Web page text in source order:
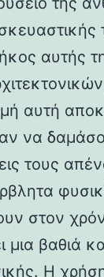
αυτής
αυτή
να
τους
στον
μια βαθιά
Η